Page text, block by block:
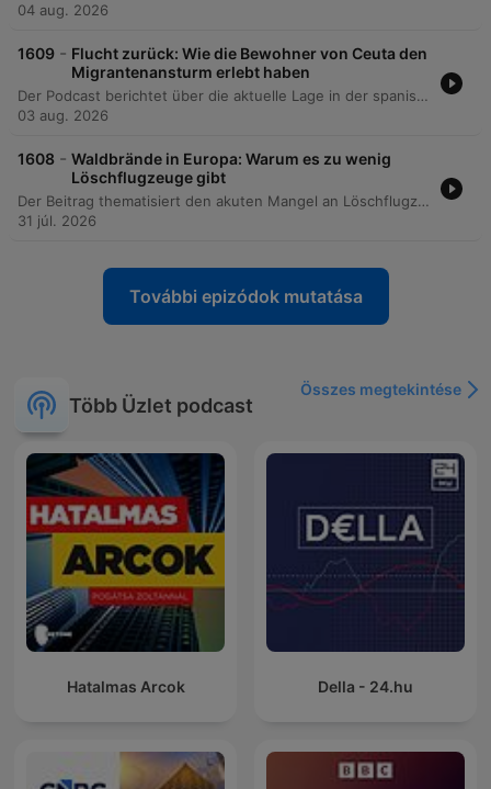
04 aug. 2026
1609 - Flucht zurück: Wie die Bewohner von Ceuta den
Migrantenansturm erlebt haben
Der Podcast berichtet über die aktuelle Lage in der spanischen Exklave Ceuta nach dem massiven Ansturm tausender Migranten aus Marokko. Die Korrespondentin Julia Mon beschreibt vor Ort eine extrem angespannte Situation, geprägt von Hunger, Durst und der Präsenz von Militär und Polizei, während viele Menschen weiterhin in den Bergen oder versteckt in der Stadt verbleiben. Die Episode beleuchtet die politischen Hintergründe des Vorfalls, wobei ein diplomatischer Konflikt zwischen dem marokkanischen Regime und der spanischen Regierung unter Pedro Sánchez als Ursache vermutet wird. Zudem werden die europäischen Dimensionen thematisiert, einschließlich der Kritik von EU-Mitgliedstaaten an der Grenzsicherung Spaniens sowie der Abhängigkeit der EU von Drittstaaten bei der Migrationskontrolle.
03 aug. 2026
1608 - Waldbrände in Europa: Warum es zu wenig
Löschflugzeuge gibt
Der Beitrag thematisiert den akuten Mangel an Löschflugzeugen zur Bekämpfung der zunehmenden Waldbrände in Europa. Im Gespräch mit dem Aviatik-Journalisten Jürgen Schelling werden die technischen Vorteile der Canadair-Modelle sowie die Herausforderungen bei der Produktion und der Verfügbarkeit von spezialisierten Piloten erläutert.
31 júl. 2026
További epizódok mutatása
Több Üzlet podcast
Összes megtekintése
Hatalmas Arcok Della - 24.hu